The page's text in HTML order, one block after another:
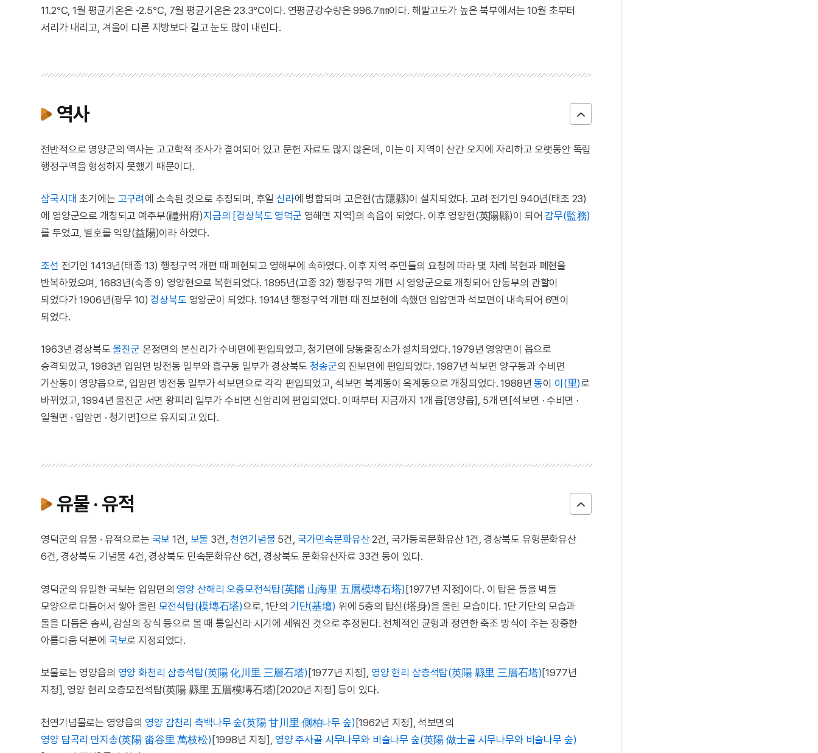
11.2℃, 1월 평균기온은 -2.5℃, 7월 평균기온은 23.3℃이다. 연평균강수량은 996.7㎜이다. 해발고도가 높은 북부에서는 10월 초부터
서리가 내리고, 겨울이 다른 지방보다 길고 눈도 많이 내린다.
역사
전반적으로 영양군의 역사는 고고학적 조사가 결여되어 있고 문헌 자료도 많지 않은데, 이는 이 지역이 산간 오지에 자리하고 오랫동안 독립
행정구역을 형성하지 못했기 때문이다.
삼국시대 초기에는 고구려에 소속된 것으로 추정되며, 후일신라에 병합되며 고은현(古隱縣)이 설치되었다. 고려 전기인 940년(태조 23)
에 영양군으로 개칭되고 예주부(禮州府)지금의 [경상북도 영덕군 영해면 지역]의 속읍이 되었다. 이후 영양현(英陽縣)이 되어감무(監務)
를 두었고, 별호를 익양(益陽)이라 하였다.
조선 전기인 1413년(태종 13) 행정구역 개편 때 폐현되고 영해부에 속하였다. 이후 지역 주민들의 요청에 따라 몇 차례 복현과 폐현을
반복하였으며, 1683년(숙종 9) 영양현으로 복현되었다. 1895년(고종 32) 행정구역 개편 시 영양군으로 개칭되어 안동부의 관할이
되었다가 1906년(광무 10)경상북도 영양군이 되었다. 1914년 행정구역 개편 때 진보현에 속했던 입암면과 석보면이 내속되어 6면이
되었다.
1963년 경상북도울진군 온정면의 본신리가 수비면에 편입되었고, 청기면에 당동출장소가 설치되었다. 1979년 영양면이 읍으로
승격되었고, 1983년 입암면 방전동 일부와 흥구동 일부가 경상북도청송군의 진보면에 편입되었다. 1987년 석보면 양구동과 수비면
기산동이 영양읍으로, 입암면 방전동 일부가 석보면으로 각각 편입되었고, 석보면 북계동이 옥계동으로 개칭되었다. 1988년동이 이(里)로
바뀌었고, 1994년 울진군 서면 왕피리 일부가 수비면 신암리에 편입되었다. 이때부터 지금까지 1개 읍[영양읍], 5개 면[석보면 · 수비면 ·
일월면 · 입암면 · 청기면]으로 유지되고 있다.
유물 · 유적
영덕군의 유물 · 유적으로는 국보 1건, 보물 3건, 천연기념물 5건, 국가민속문화유산2건, 국가등록문화유산 1건, 경상북도 유형문화유산
6건, 경상북도 기념물 4건, 경상북도 민속문화유산 6건, 경상북도 문화유산자료 33건 등이 있다.
영덕군의 유일한 국보는 입암면의 영양 산해리 오층모전석탑(英陽 山海里 五層模塼石塔)[1977년 지정]이다. 이 탑은 돌을 벽돌
모양으로 다듬어서 쌓아 올린 모전석탑(模塼石塔)으로, 1단의 기단(基壇) 위에 5층의 탑신(塔身)을 올린 모습이다. 1단 기단의 모습과
돌을 다듬은 솜씨, 감실의 장식 등으로 볼 때 통일신라 시기에 세워진 것으로 추정된다. 전체적인 균형과 정연한 축조 방식이 주는 장중한
아름다움 덕분에 국보로 지정되었다.
보물로는 영양읍의 영양 화천리 삼층석탑(英陽 化川里 三層石塔) [1977년 지정], 영양 현리 삼층석탑(英陽 縣里 三層石塔)[1977년
지정], 영양 현리 오층모전석탑(英陽 縣里 五層模塼石塔)[2020년 지정] 등이 있다.
천연기념물로는 영양읍의 영양 감천리 측백나무 숲(英陽 甘川里 側柏나무 숲)[1962년 지정], 석보면의
영양 답곡리 만지송(英陽 畓谷里 萬枝松)[1998년 지정], 영양 주사골 시무나무와 비술나무 숲(英陽 做士골 시무나무와 비술나무 숲)